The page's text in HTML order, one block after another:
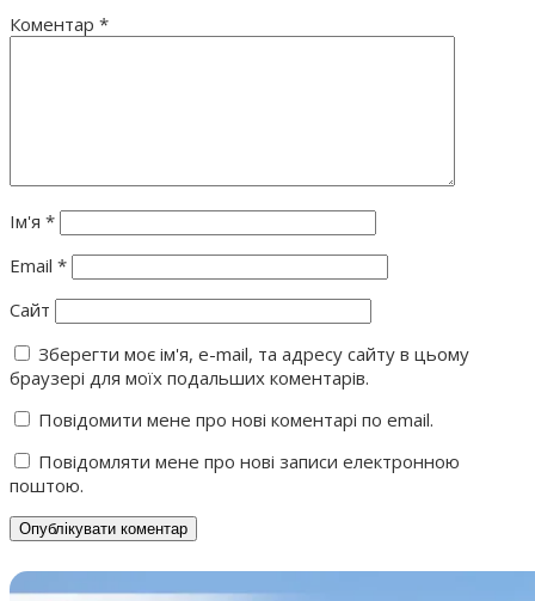
Коментар *
Ім'я *
Email *
Сайт
Зберегти моє ім'я, e-mail, та адресу сайту в цьому
браузері для моїх подальших коментарів.
Повідомити мене про нові коментарі по email.
Повідомляти мене про нові записи електронною
поштою.